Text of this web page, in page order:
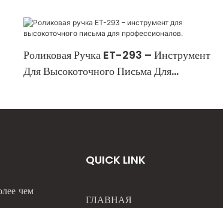
Роликовая Ручка ET-293 – Инструмент
Для Высокоточного Письма Для
чем
QUICK LINK
ГЛАВНАЯ